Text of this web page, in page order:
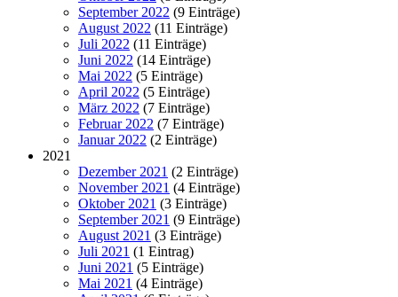
September 2022 (9 Einträge)
August 2022 (11 Einträge)
Juli 2022 (11 Einträge)
Juni 2022 (14 Einträge)
Mai 2022 (5 Einträge)
April 2022 (5 Einträge)
März 2022 (7 Einträge)
Februar 2022 (7 Einträge)
Januar 2022 (2 Einträge)
2021
Dezember 2021 (2 Einträge)
November 2021 (4 Einträge)
Oktober 2021 (3 Einträge)
September 2021 (9 Einträge)
August 2021 (3 Einträge)
Juli 2021 (1 Eintrag)
Juni 2021 (5 Einträge)
Mai 2021 (4 Einträge)